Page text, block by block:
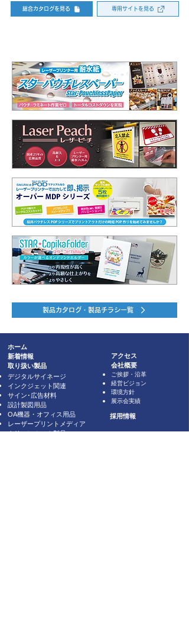
総合カタログを見る 専用サイトを見る
製品カタログ・製品チラシ一覧
ホーム
新着情報
取り扱い製品
デジタルサイネージ
インクジェット関連
サイン･広告材料
設計製図用品
OA機器・オフィス用品
レーザープリントメディア
クリーンルーム製品
アクセス
会社概要
ご挨拶・沿革
経営ビジョン
環境方針
展示会実績
採用情報